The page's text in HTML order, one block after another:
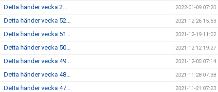
Detta händer vecka 2... 2022-01-09 07:20
Detta händer vecka 52... 2021-12-26 15:53
Detta händer vecka 51... 2021-12-19 11:02
Detta händer vecka 50... 2021-12-12 19:27
Detta händer vecka 49... 2021-12-05 07:14
Detta händer vecka 48... 2021-11-28 07:38
Detta händer vecka 47... 2021-11-21 07:23